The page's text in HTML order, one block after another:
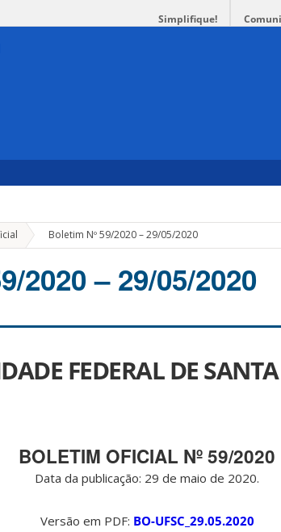
Simplifique!
» Boletim Nº 59/2020 – 29/05/2020
2020 – 29/05/2020
FEDERAL DE
BOLETIM OFICIAL Nº 59/2020
Data da publicação: 29 de maio de 2020.
Versão em PDF: BO-UFSC_29.05.2020